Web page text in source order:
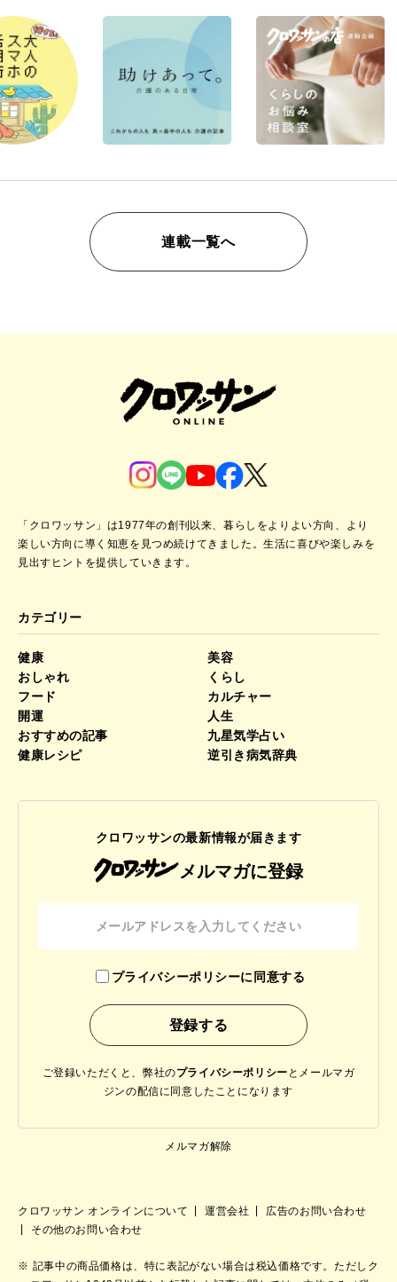
連載一覧へ
「クロワッサン」は1977年の創刊以来、暮らしをよりよい方向、より
楽しい方向に導く知恵を見つめ続けてきました。生活に喜びや楽しみを
見出すヒントを提供していきます。
カテゴリー
健康
美容
おしゃれ
くらし
フード
カルチャー
開運
人生
おすすめの記事
九星気学占い
健康レシピ
逆引き病気辞典
クロワッサンの最新情報が届きます
メルマガに登録
プライバシーポリシーに同意する
ご登録いただくと、弊社のプライバシーポリシー と メールマガ
ジンの配信に同意したことになります
メルマガ解除
クロワッサン オンラインについて 運営会社
広告のお問い合わせ
その他のお問い合わせ
記事中の商品価格は、特に表記がない場合は税込価格です。ただしク